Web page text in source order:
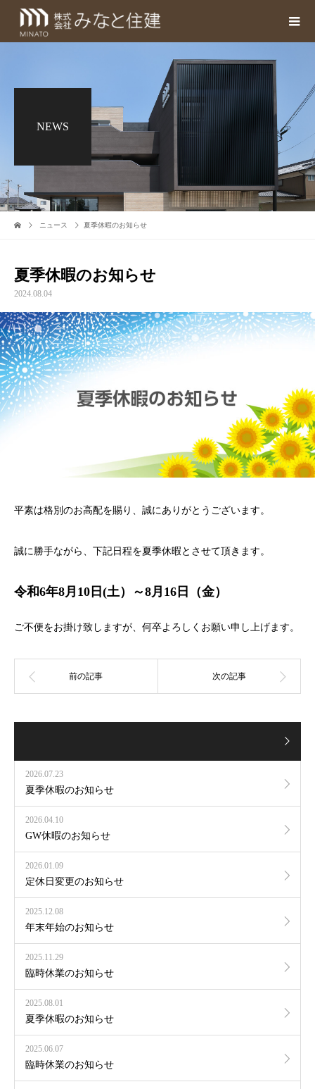
NEWS
ニュース 夏季休暇のお知らせ
夏季休暇のお知らせ
2024.08.04
平素は格別のお高配を賜り、誠にありがとうございます。
誠に勝手ながら、下記日程を夏季休暇とさせて頂きます。
令和6年8月10日(土）～8月16日（金）
ご不便をお掛け致しますが、何卒よろしくお願い申し上げます。
2026.07.23
夏季休暇のお知らせ
2026.04.10
GW休暇のお知らせ
2026.01.09
定休日変更のお知らせ
2025.12.08
年末年始のお知らせ
2025.11.29
臨時休業のお知らせ
2025.08.01
夏季休暇のお知らせ
2025.06.07
臨時休業のお知らせ